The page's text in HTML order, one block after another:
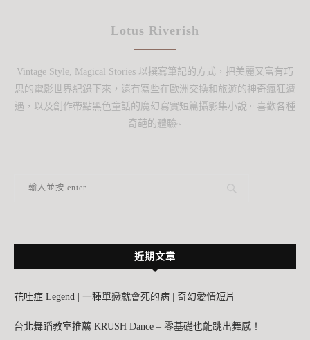
Lotus Riverish
Vintage Style, Magical Stories 以撰寫筆記的方式，把美麗又富有巧
思的電影世界紀錄下來，還有寫些在歐洲交換和旅遊的神奇瘋狂遭
遇，以及創作帶點黑色童話的魔幻寫實短篇攝影集小說。喜歡各種
奇葩的體驗~
近期文章
花吐症 Legend | 一種單戀就會死的病 | 奇幻愛情短片
台北舞蹈教室推薦 KRUSH Dance – 零基礎也能跳出舞感！